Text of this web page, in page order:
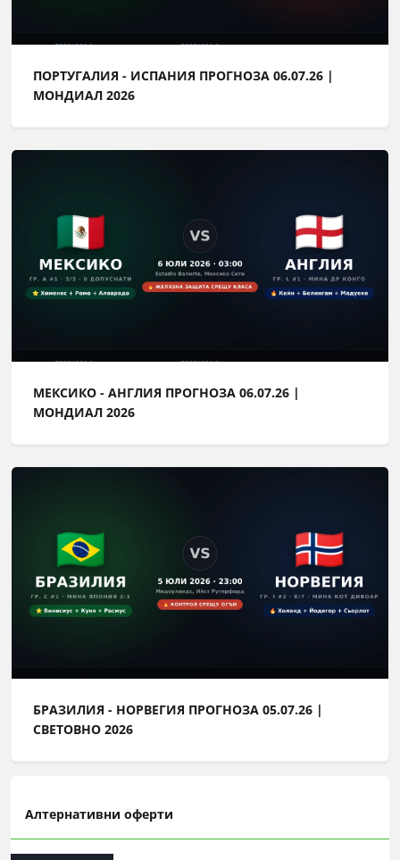
ПОРТУГАЛИЯ - ИСПАНИЯ ПРОГНОЗА 06.07.26 |
МОНДИАЛ 2026
МЕКСИКО - АНГЛИЯ ПРОГНОЗА 06.07.26 |
МОНДИАЛ 2026
БРАЗИЛИЯ - НОРВЕГИЯ ПРОГНОЗА 05.07.26 |
СВЕТОВНО 2026
Алтернативни оферти